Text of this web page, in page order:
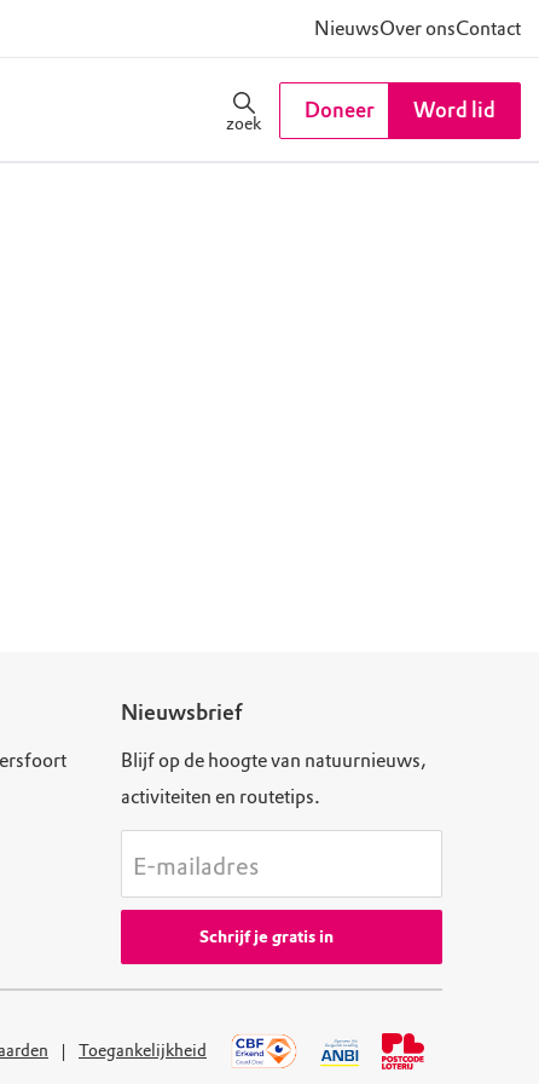
NieuwsOver onsContact
zoek
Doneer Word lid
Nieuwsbrief
Blijf op de hoogte van natuurnieuws,
activiteiten en routetips.
E-mailadres
Schrijf je gratis in
Toegankelijkheid